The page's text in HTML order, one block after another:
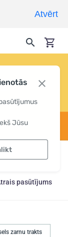
Jūsu
pasūtījums
zarnu trakts
Atvērt